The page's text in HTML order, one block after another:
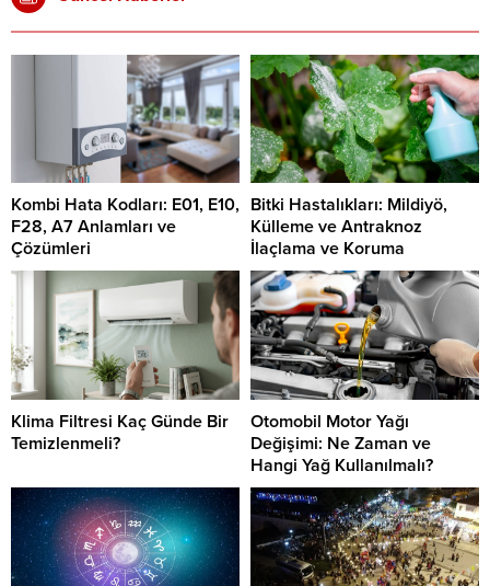
Kombi Hata Kodları: E01, E10,
F28, A7 Anlamları ve
Çözümleri
Bitki Hastalıkları: Mildiyö,
Külleme ve Antraknoz
İlaçlama ve Koruma
Klima Filtresi Kaç Günde Bir
Temizlenmeli?
Otomobil Motor Yağı
Değişimi: Ne Zaman ve
Hangi Yağ Kullanılmalı?